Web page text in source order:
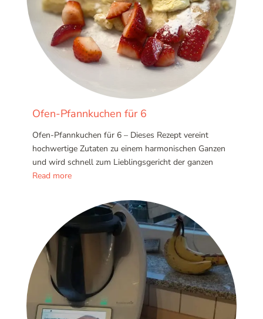
Ofen-Pfannkuchen für 6
Ofen-Pfannkuchen für 6 – Dieses Rezept vereint
hochwertige Zutaten zu einem harmonischen Ganzen
und wird schnell zum Lieblingsgericht der ganzen
Read more